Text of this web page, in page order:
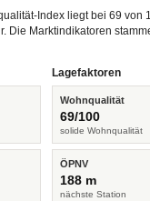
Index liegt bei 69 von
Marktindikatoren
Lagefaktoren
Wohnqualität
69/100
solide Wohnqualität
ÖPNV
188 m
nächste Station